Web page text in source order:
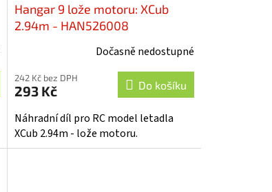
Hangar 9 lože motoru: XCub
2.94m - HAN526008
Dočasně nedostupné
242 Kč bez DPH
293 Kč Do košíku
Náhradní díl pro RC model letadla
XCub 2.94m - lože motoru.